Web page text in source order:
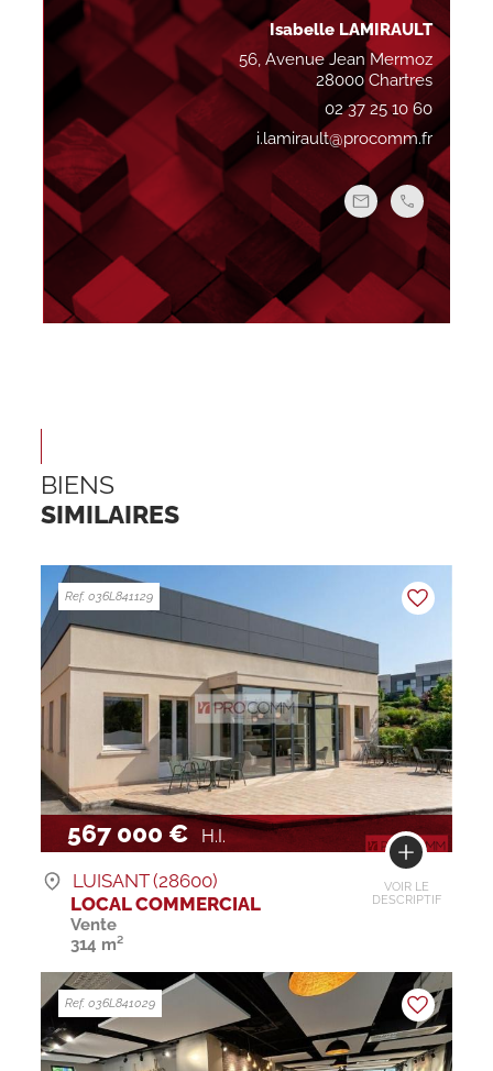
Isabelle LAMIRAULT
56, Avenue Jean Mermoz
28000 Chartres
02 37 25 10 60
i.lamirault@procomm.fr
BIENS
SIMILAIRES
567 000 € H.I.
VOIR LE
DESCRIPTIF
Ref. 036L841129
LUISANT (28600)
LOCAL COMMERCIAL
Vente
314 m²
Ref. 036L841029